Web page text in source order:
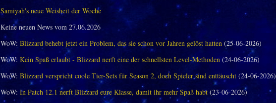
Samiyah's neue Weisheit der Woche
Keine neuen News vom 27.06.2026
WoW: Blizzard behebt jetzt ein Problem, das sie schon vor Jahren gelöst hatten(25-06-2026)
WoW: Kein Spaß erlaubt - Blizzard nerft eine der schnellsten Level-Methoden(24-06-2026)
WoW: Blizzard verspricht coole Tier-Sets für Season 2, doch Spieler sind enttäuscht(24-06-2026)
WoW: In Patch 12.1 nerft Blizzard eure Klasse, damit ihr mehr Spaß habt(23-06-2026)